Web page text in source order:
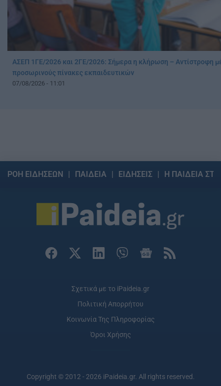
ΑΣΕΠ 1ΓΕ/2026 και 2ΓΕ/2026: Σήμερα η κλήρωση – Αντίστροφη
προσωρινούς πίνακες εκπαιδευτικών
07/08/2026 - 11:01
ΡΟΗ ΕΙΔΗΣΕΩΝ ΠΑΙΔΕΙΑ ΕΙΔΗΣΕΙΣ Η ΠΑΙΔΕΙΑ
Σχετικά με το iPaideia.gr
Πολιτική Απορρήτου
Κοινωνία Της Πληροφορίας
Όροι Χρήσης
Copyright © 2012 - 2026 iPaideia.gr. All rights reserved.